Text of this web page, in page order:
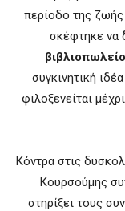
περίοδο της
σκέφτηκε να
βιβλιοπωλείο
συγκινητική
φιλοξενείται
Κόντρα στις
Κουρσούμης
στηρίξει τους